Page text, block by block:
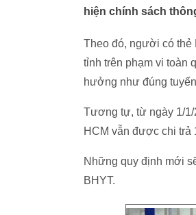
hiện chính sách
Theo đó, người có thẻ
tỉnh trên phạm vi toàn
hưởng như đúng
Tương tự, từ ngày 1/1/
HCM vẫn được chi trả
Những quy định mới
BHYT.